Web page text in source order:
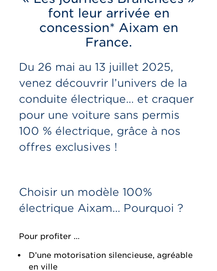
font leur arrivée en
concession*️ Aixam en
France.
Du 26 mai au 13 juillet 2025,
venez découvrir l’univers de la
conduite électrique… et craquer
pour une voiture sans permis
100 % électrique, grâce à nos
offres exclusives !
Choisir un modèle 100%
électrique Aixam… Pourquoi ?
Pour profiter …
D’une motorisation silencieuse, agréable
en ville